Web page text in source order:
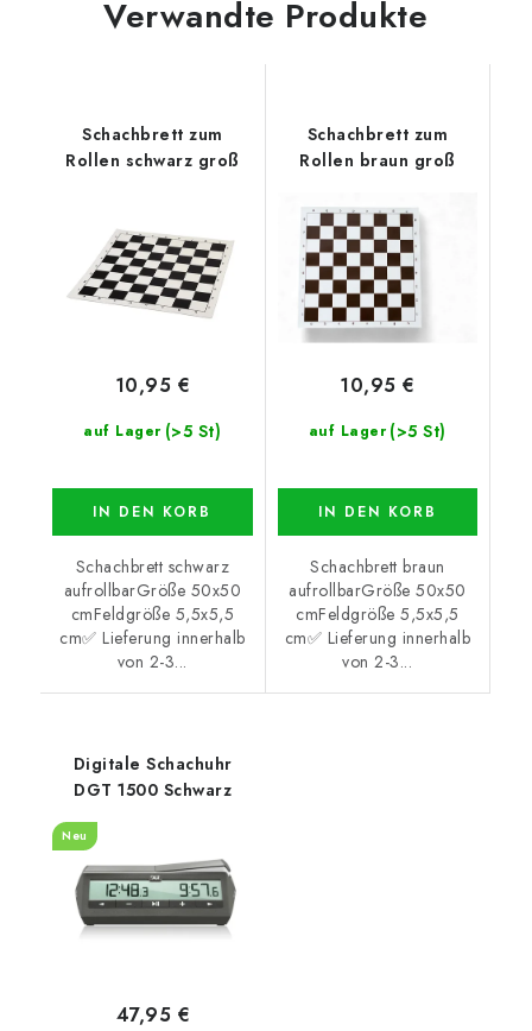
Verwandte Produkte
Schachbrett zum
Rollen schwarz groß
auf Lager (>5 St)
10,95 €
IN DEN KORB
Schachbrett schwarz
aufrollbarGröße 50x50
cmFeldgröße 5,5x5,5
cm✅ Lieferung innerhalb
von 2-3...
Schachbrett zum
Rollen braun groß
auf Lager (>5 St)
10,95 €
IN DEN KORB
Schachbrett braun
aufrollbarGröße 50x50
cmFeldgröße 5,5x5,5
cm✅ Lieferung innerhalb
von 2-3...
Digitale Schachuhr
DGT 1500 Schwarz
Neu
47,95 €